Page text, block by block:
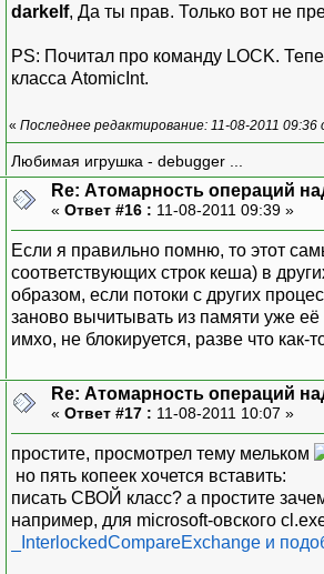
darkelf, Да ты прав. Только вот не
PS: Почитал про команду LOCK.
класса AtomicInt.
« Последнее редактирование: 11-08-2011 09:36
Любимая игрушка - debugger ...
Re: Атомарность операций
« Ответ #16 : 11-08-2011 09:39 »
Если я правильно помню, то этот
соответствующих строк кеша) в
образом, если потоки с других
заново вычитывать из памяти уже
имхо, не блокируется, разве что
Re: Атомарность операций
« Ответ #17 : 11-08-2011 10:07 »
простите, просмотрел тему мельком
но пять копеек хочется вставить:
писать СВОЙ класс? а простите
например, для microsoft-овского
_InterlockedCompareExchange и